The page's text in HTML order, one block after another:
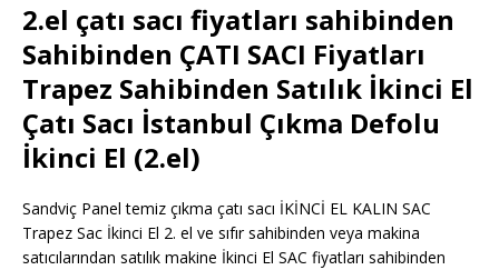
2.el çatı sacı fiyatları sahibinden
Sahibinden ÇATI SACI Fiyatları
Trapez Sahibinden Satılık İkinci El
Çatı Sacı İstanbul Çıkma Defolu
İkinci El (2.el)
Sandviç Panel temiz çıkma çatı sacı İKİNCİ EL KALIN SAC
Trapez Sac İkinci El 2. el ve sıfır sahibinden veya makina
satıcılarından satılık makine İkinci El SAC fiyatları sahibinden